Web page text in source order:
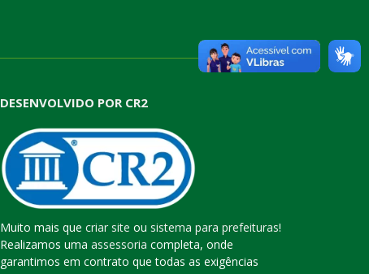
DESENVOLVIDO POR CR2
Muito mais que criar site ou sistema para prefeituras!
Realizamos uma assessoria completa, onde
garantimos em contrato que todas as exigências